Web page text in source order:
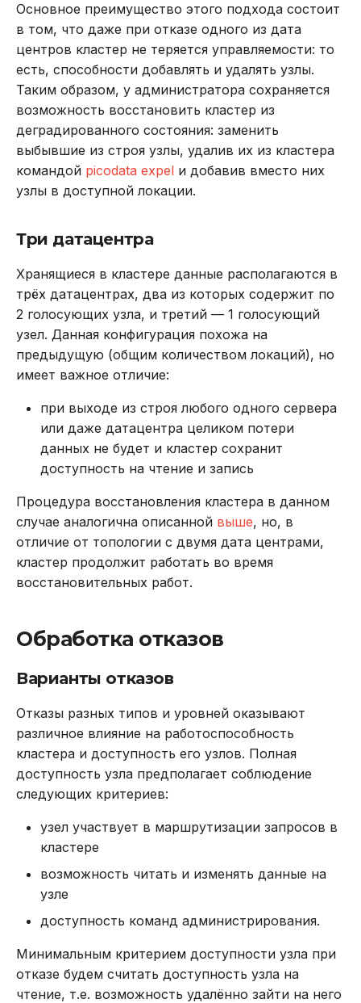
Основное преимущество этого подхода состоит
в том, что даже при отказе одного из дата
центров кластер не теряется управляемости: то
есть, способности добавлять и удалять узлы.
Таким образом, у администратора сохраняется
возможность восстановить кластер из
деградированного состояния: заменить
выбывшие из строя узлы, удалив их из кластера
командой picodata expel и добавив вместо них
узлы в доступной локации.
Три датацентра
Хранящиеся в кластере данные располагаются в
трёх датацентрах, два из которых содержит по
2 голосующих узла, и третий — 1 голосующий
узел. Данная конфигурация похожа на
предыдущую (общим количеством локаций), но
имеет важное отличие:
при выходе из строя любого одного сервера
или даже датацентра целиком потери
данных не будет и кластер сохранит
доступность на чтение и запись
Процедура восстановления кластера в данном
случае аналогична описанной выше, но, в
отличие от топологии с двумя дата центрами,
кластер продолжит работать во время
восстановительных работ.
Обработка отказов
Варианты отказов
Отказы разных типов и уровней оказывают
различное влияние на работоспособность
кластера и доступность его узлов. Полная
доступность узла предполагает соблюдение
следующих критериев:
узел участвует в маршрутизации запросов в
кластере
возможность читать и изменять данные на
узле
доступность команд администрирования.
Минимальным критерием доступности узла при
отказе будем считать доступность узла на
чтение, т.е. возможность удалённо зайти на него